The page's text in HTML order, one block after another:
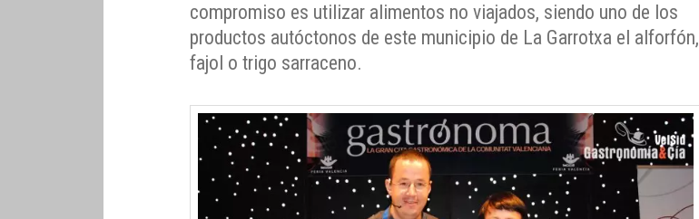
compromiso es utilizar alimentos no viajados, siendo uno de los
productos autóctonos de este municipio de La Garrotxa el alforfón,
fajol o trigo sarraceno.